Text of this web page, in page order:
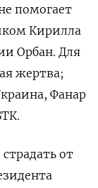
помогает
Кирилла
Орбан. Для
жертва;
Фанар
от